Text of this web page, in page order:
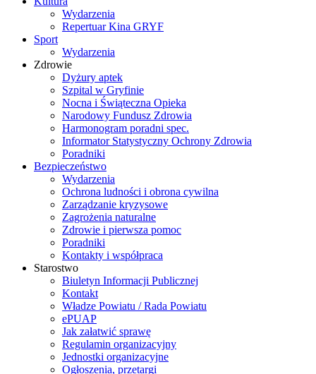
Wydarzenia
Repertuar Kina GRYF
Sport
Wydarzenia
Zdrowie
Dyżury aptek
Szpital w Gryfinie
Nocna i Świąteczna Opieka
Narodowy Fundusz Zdrowia
Harmonogram poradni spec.
Informator Statystyczny Ochrony Zdrowia
Poradniki
Bezpieczeństwo
Wydarzenia
Ochrona ludności i obrona cywilna
Zarządzanie kryzysowe
Zagrożenia naturalne
Zdrowie i pierwsza pomoc
Poradniki
Kontakty i współpraca
Starostwo
Biuletyn Informacji Publicznej
Kontakt
Władze Powiatu / Rada Powiatu
ePUAP
Jak załatwić sprawę
Regulamin organizacyjny
Jednostki organizacyjne
Ogłoszenia, przetargi